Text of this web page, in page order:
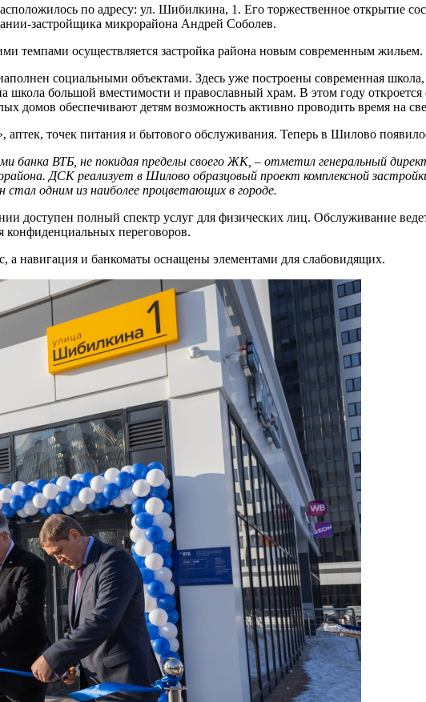
по адресу: ул. Шибилкина, 1. Его торжественное открытие
застройщика микрорайона Андрей Соболев.
осуществляется застройка района новым современным жильем.
социальными объектами. Здесь уже построены современная
большой вместимости и православный храм. В этом году
домов обеспечивают детям возможность активно проводить время на
аптек, точек питания и бытового обслуживания. Теперь в Шилово
банка ВТБ, не покидая пределы своего ЖК, – отметил генеральный
ДСК реализует в Шилово образцовый проект комплексной
одним из наиболее процветающих в городе.
доступен полный спектр услуг для физических лиц. Обслуживание
конфиденциальных переговоров.
а навигация и банкоматы оснащены элементами для слабовидящих.